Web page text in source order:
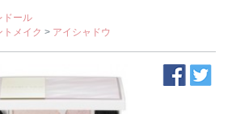
ドール
トメイク > アイシャドウ